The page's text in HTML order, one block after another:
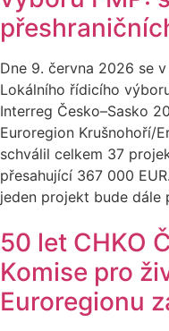
Dne 9. června 2026 se
Lokálního řídicího
Interreg Česko–Sasko
Euroregion Krušnohoří/
schválil celkem 37
přesahující 367 000
jeden projekt bude dále
50 let CHKO
Komise pro
Euroregionu